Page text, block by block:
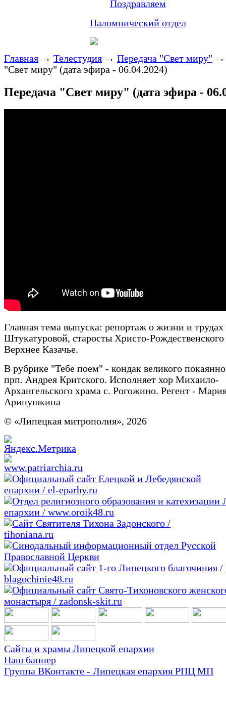
Поздравляем
Паломнический отдел
Главная → Телестудия → Передача "Свет миру"
"Свет миру" (дата эфира - 06.04.2024)
Передача "Свет миру" (дата эфира -
Главная тема выпуска: репортаж о жизни и
Штукатуровой, старосты Христо-
Верхнее Казачье.
В рубрике "Тебе поем" - кондак великого
прп. Андрея Критского. Исполняет хор Михаило-
Архангельского храма с. Рогожино. Регент -
Аринушкина
© «Липецкая митрополия», 2026
Сайты и храмы Липецкой епархии
Наш баннер
Группа ВКонтакте - Липецкая епархия РПЦ МП